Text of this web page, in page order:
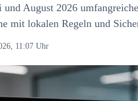
August 2026
mit lokalen Regeln und
11:07 Uhr